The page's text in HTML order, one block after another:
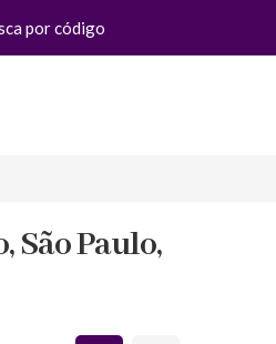
São Paulo,